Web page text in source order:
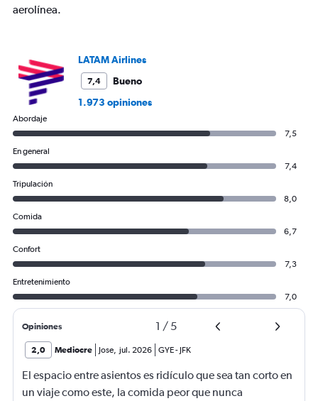
Range:
aerolínea.
LATAM Airlines
7,4
Bueno
1.973 opiniones
Abordaje
7,5
En general
7,4
Tripulación
8,0
Comida
6,7
Confort
7,3
Entretenimiento
7,0
Opiniones 1 / 5
2,0 Mediocre Jose, jul. 2026 GYE- JFK
El espacio entre asientos es ridículo que sea tan corto en
un viaje como este, la comida peor que nunca